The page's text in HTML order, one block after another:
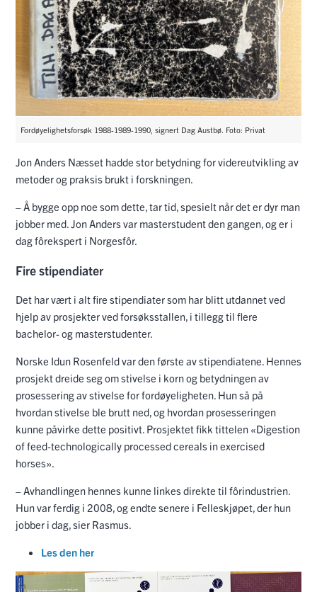
Fordøyelighetsforsøk 1988-1989-1990, signert Dag Austbø. Foto: Privat
Jon Anders Næsset hadde stor betydning for videreutvikling av
metoder og praksis brukt i forskningen.
– Å bygge opp noe som dette, tar tid, spesielt når det er dyr man
jobber med. Jon Anders var masterstudent den gangen, og er i
dag fôrekspert i Norgesfôr.
Fire stipendiater
Det har vært i alt fire stipendiater som har blitt utdannet ved
hjelp av prosjekter ved forsøksstallen, i tillegg til flere
bachelor- og masterstudenter.
Norske Idun Rosenfeld var den første av stipendiatene. Hennes
prosjekt dreide seg om stivelse i korn og betydningen av
prosessering av stivelse for fordøyeligheten. Hun så på
hvordan stivelse ble brutt ned, og hvordan prosesseringen
kunne påvirke dette positivt. Prosjektet fikk tittelen «Digestion
of feed-technologically processed cereals in exercised
horses».
– Avhandlingen hennes kunne linkes direkte til fôrindustrien.
Hun var ferdig i 2008, og endte senere i Felleskjøpet, der hun
jobber i dag, sier Rasmus.
Les den her